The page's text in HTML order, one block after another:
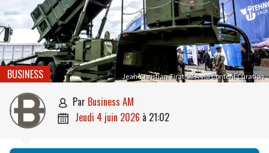
Jean-Christian Tirat/SIPA via Content Curation
BUSINESS
 par Business AM
 jeudi 4 juin 2026 à 21:02